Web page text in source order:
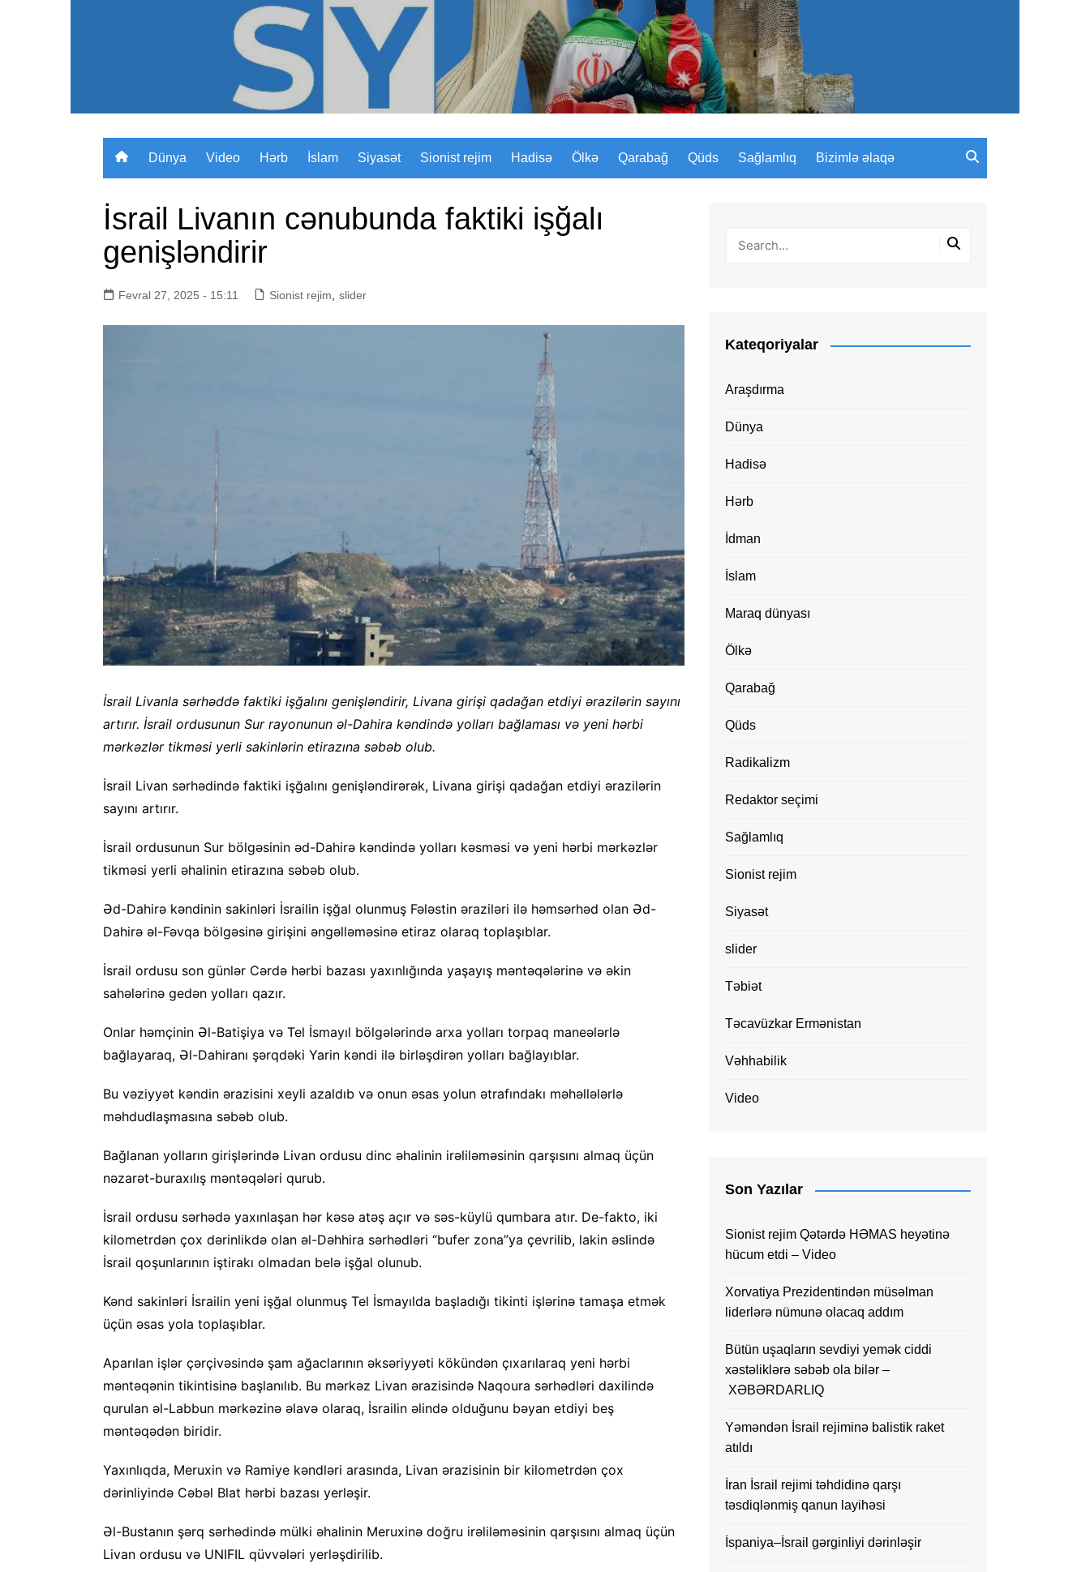
Sizinyol.org
Dünya Video Hərb İslam Siyasət Sionist rejim Hadisə Ölkə Qarabağ Qüds Sağlamlıq Bizimlə əlaqə
İsrail Livanın cənubunda faktiki işğalı
genişləndirir
Fevral 27, 2025 - 15:11 Sionist rejim slider
İsrail Livanla sərhəddə faktiki işğalını genişləndirir, Livana girişi qadağan etdiyi ərazilərin sayını
artırır. İsrail ordusunun Sur rayonunun əl-Dahira kəndində yolları bağlaması və yeni hərbi
mərkəzlər tikməsi yerli sakinlərin etirazına səbəb olub.
İsrail Livan sərhədində faktiki işğalını genişləndirərək, Livana girişi qadağan etdiyi ərazilərin
sayını artırır.
İsrail ordusunun Sur bölgəsinin əd-Dahirə kəndində yolları kəsməsi və yeni hərbi mərkəzlər
tikməsi yerli əhalinin etirazına səbəb olub.
Əd-Dahirə kəndinin sakinləri İsrailin işğal olunmuş Fələstin əraziləri ilə həmsərhəd olan Əd-
Dahirə əl-Fəvqa bölgəsinə girişini əngəlləməsinə etiraz olaraq toplaşıblar.
İsrail ordusu son günlər Cərdə hərbi bazası yaxınlığında yaşayış məntəqələrinə və əkin
sahələrinə gedən yolları qazır.
Onlar həmçinin Əl-Batişiya və Tel İsmayıl bölgələrində arxa yolları torpaq maneələrlə
bağlayaraq, Əl-Dahiranı şərqdəki Yarin kəndi ilə birləşdirən yolları bağlayıblar.
Bu vəziyyət kəndin ərazisini xeyli azaldıb və onun əsas yolun ətrafındakı məhəllələrlə
məhdudlaşmasına səbəb olub.
Bağlanan yolların girişlərində Livan ordusu dinc əhalinin irəliləməsinin qarşısını almaq üçün
nəzarət-buraxılış məntəqələri qurub.
İsrail ordusu sərhədə yaxınlaşan hər kəsə atəş açır və səs-küylü qumbara atır. De-fakto, iki
kilometrdən çox dərinlikdə olan əl-Dəhhira sərhədləri “bufer zona”ya çevrilib, lakin əslində
İsrail qoşunlarının iştirakı olmadan belə işğal olunub.
Kənd sakinləri İsrailin yeni işğal olunmuş Tel İsmayılda başladığı tikinti işlərinə tamaşa etmək
üçün əsas yola toplaşıblar.
Aparılan işlər çərçivəsində şam ağaclarının əksəriyyəti kökündən çıxarılaraq yeni hərbi
məntəqənin tikintisinə başlanılıb. Bu mərkəz Livan ərazisində Naqoura sərhədləri daxilində
qurulan əl-Labbun mərkəzinə əlavə olaraq, İsrailin əlində olduğunu bəyan etdiyi beş
məntəqədən biridir.
Yaxınlıqda, Meruxin və Ramiye kəndləri arasında, Livan ərazisinin bir kilometrdən çox
dərinliyində Cəbəl Blat hərbi bazası yerləşir.
Əl-Bustanın şərq sərhədində mülki əhalinin Meruxinə doğru irəliləməsinin qarşısını almaq üçün
Livan ordusu və UNIFIL qüvvələri yerləşdirilib.
Kateqoriyalar
Araşdırma
Dünya
Hadisə
Hərb
İdman
İslam
Maraq dünyası
Ölkə
Qarabağ
Qüds
Radikalizm
Redaktor seçimi
Sağlamlıq
Sionist rejim
Siyasət
slider
Təbiət
Təcavüzkar Ermənistan
Vəhhabilik
Video
Son Yazılar
Sionist rejim Qətərdə HƏMAS heyətinə
hücum etdi – Video
Xorvatiya Prezidentindən müsəlman
liderlərə nümunə olacaq addım
Bütün uşaqların sevdiyi yemək ciddi
xəstəliklərə səbəb ola bilər –
XƏBƏRDARLIQ
Yəməndən İsrail rejiminə balistik raket
atıldı
İran İsrail rejimi təhdidinə qarşı
təsdiqlənmiş qanun layihəsi
İspaniya–İsrail gərginliyi dərinləşir